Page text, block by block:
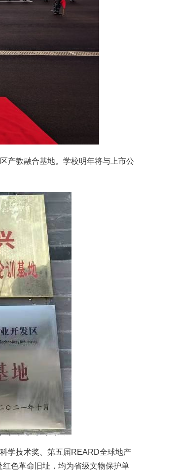
产教融合基地。学校明年将与上市公
学技术奖、第五届REARD全球地产
色革命旧址，均为省级文物保护单